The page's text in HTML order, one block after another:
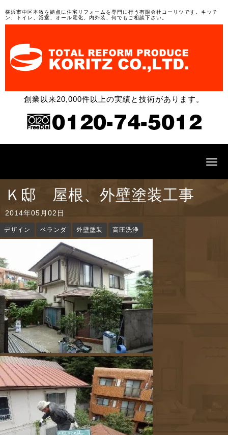
横浜市中区本牧を拠点に住宅リフォームを専門に行う有限会社コーリツです。キッチ
ン、トイレ、浴室、オール電化、内外装、何でもご相談下さい。
創業以来20,000件以上の実績と技術があります。
N
v
Ｋ邸 屋根、外壁塗装工事
2014年05月02日
デザイン ベランダ 外壁塗装 高圧洗浄